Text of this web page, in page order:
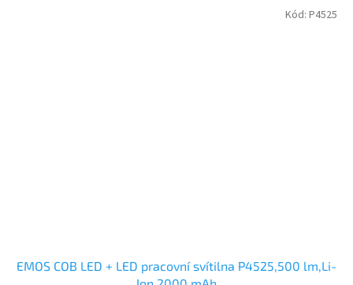
EMOS COB LED + LED pracovní svítilna P4525,500 lm,Li-
Kód: P4525